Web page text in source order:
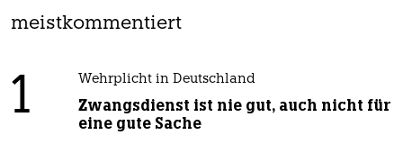
meistkommentiert
1 Wehrplicht in Deutschland
Zwangsdienst ist nie gut, auch nicht für
eine gute Sache